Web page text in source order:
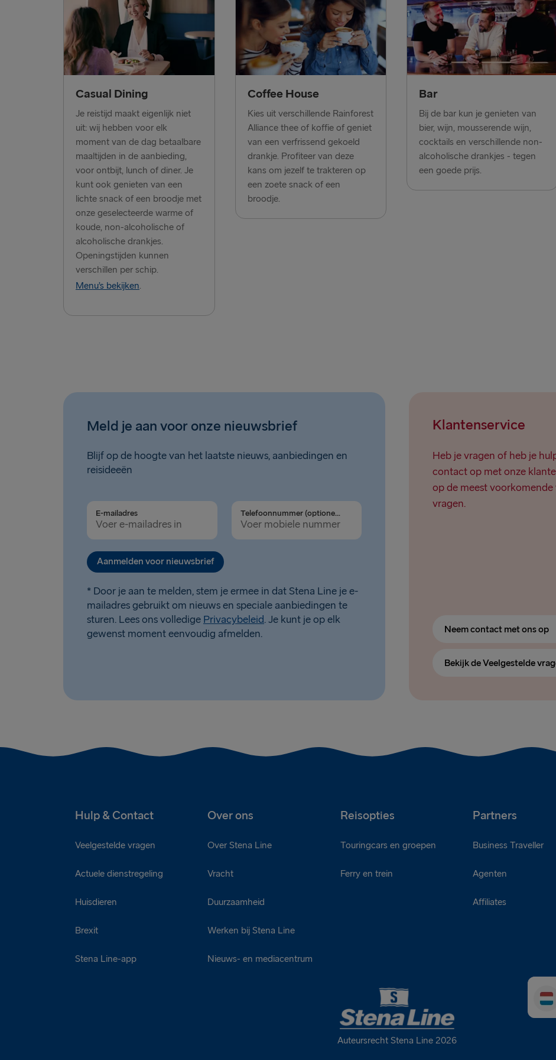
Gdynia →
Rostock →
Göteborg → Kiel
Karlskrona →
Trelleborg →
ANDERE ROUTES
Travemünde →
Casual Dining
Je reistijd maakt eigenlijk niet
uit: wij hebben voor elk
moment van de dag betaalbare
maaltijden in de aanbieding,
voor ontbijt, lunch of diner. Je
kunt ook genieten van een
lichte snack of een broodje met
onze geselecteerde warme of
koude, non-alcoholische of
alcoholische drankjes.
Openingstijden kunnen
verschillen per schip.
Menu’s bekijken.
Coffee House
Kies uit verschillende Rainforest
Alliance thee of koffie of geniet
van een verfrissend gekoeld
drankje. Profiteer van deze
kans om jezelf te trakteren op
een zoete snack of een
broodje.
Bar
Bij de bar kun je genieten van
bier, wijn, mousserende wijn,
cocktails en verschillende non-
alcoholische drankjes - tegen
een goede prijs.
Meld je aan voor onze nieuwsbrief
Blijf op de hoogte van het laatste nieuws, aanbiedingen en
reisideeën
E-mailadres Telefoonnummer (optioneel)
Aanmelden voor nieuwsbrief
* Door je aan te melden, stem je ermee in dat Stena Line je e-
mailadres gebruikt om nieuws en speciale aanbiedingen te
sturen. Lees ons volledige Privacybeleid. Je kunt je op elk
gewenst moment eenvoudig afmelden.
Klantenservice
Heb je vragen of heb je
contact op met onze
op de meest
vragen.
Neem contact met ons op
Bekijk de Veelgestelde
Hulp & Contact Over ons Reisopties Partners
Veelgestelde vragen
Actuele dienstregeling
Huisdieren
Brexit
Stena Line-app
Over Stena Line
Vracht
Duurzaamheid
Werken bij Stena Line
Nieuws- en mediacentrum
Touringcars en groepen
Ferry en trein
Business Traveller
Agenten
Affiliates
Auteursrecht Stena Line 2026